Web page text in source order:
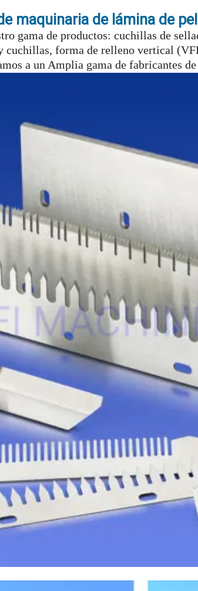
maquinaria de lámina de
gama de productos: cuchillas de
forma de relleno vertical
a un Amplia gama de fabricantes